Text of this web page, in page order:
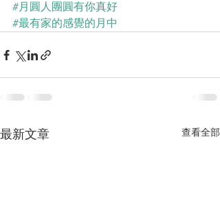
#月圓人團圓有你真好
#最有家的感覺的月中
最新文章 查看全部